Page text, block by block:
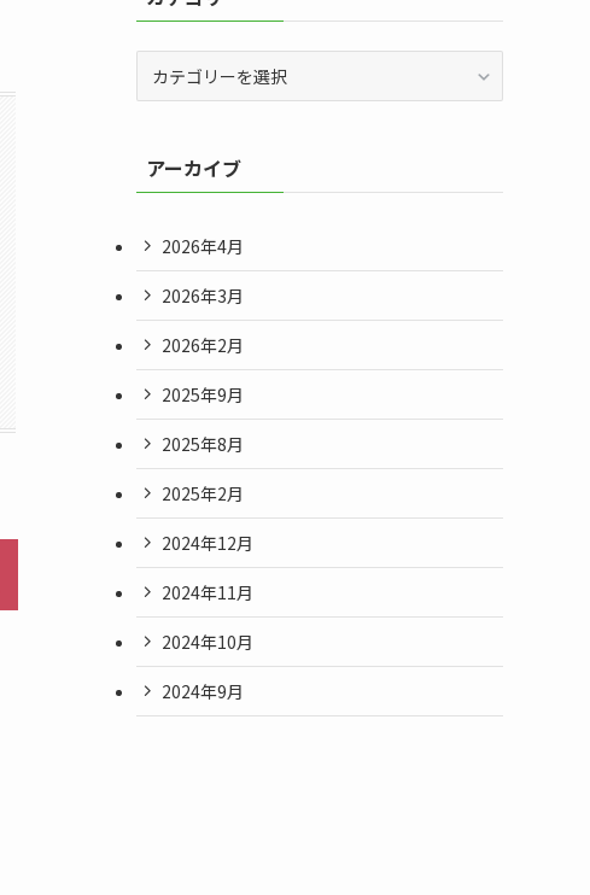
ーアーカイブ
2026年4月
2026年3月
2026年2月
2025年9月
2025年8月
2025年2月
2024年12月
2024年11月
2024年10月
2024年9月